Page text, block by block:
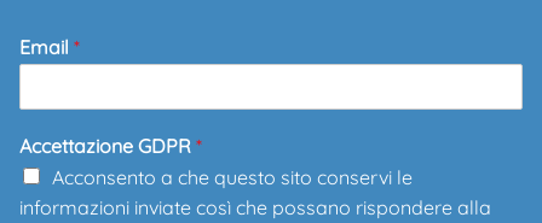
Email *
Accettazione GDPR *
Acconsento a che questo sito conservi le
informazioni inviate così che possano rispondere alla